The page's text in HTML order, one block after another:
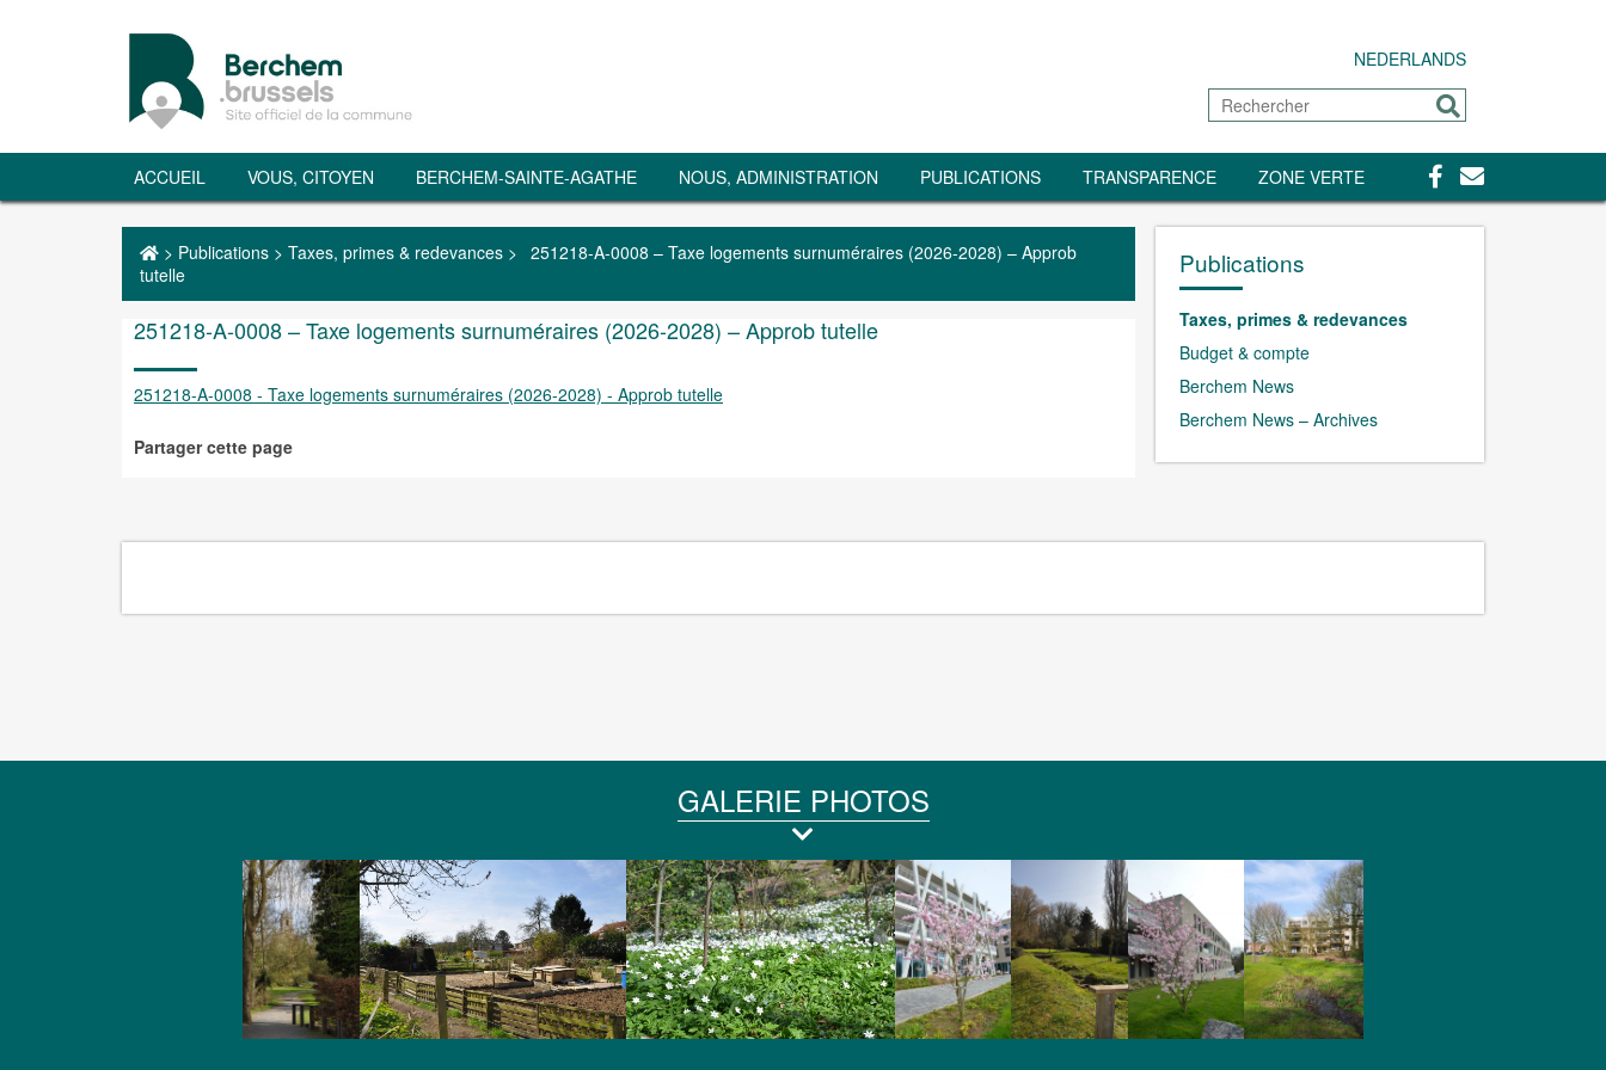
NEDERLANDS
Rechercher
Envoyer
ACCUEIL VOUS, CITOYEN BERCHEM-SAINTE-AGATHE NOUS, ADMINISTRATION PUBLICATIONS TRANSPARENCE ZONE VERTE Facebook
Contact
> Publications > Taxes, primes & redevances > 251218-A-0008 – Taxe logements surnuméraires (2026-2028) – Approb
tutelle
251218-A-0008 – Taxe logements surnuméraires (2026-2028) – Approb tutelle
251218-A-0008 - Taxe logements surnuméraires (2026-2028) - Approb tutelle
Partager cette page
Publications
Taxes, primes & redevances
Budget & compte
Berchem News
Berchem News – Archives
GALERIE PHOTOS